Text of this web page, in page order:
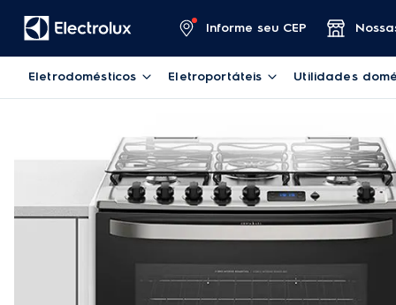
Informe seu CEP
Eletrodomésticos Eletroportáteis Utilidades